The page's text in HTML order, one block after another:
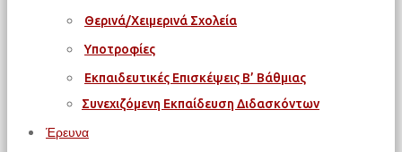
Θερινά/Χειμερινά Σχολεία
Υποτροφίες
Εκπαιδευτικές Επισκέψεις Β’ Βάθμιας
Συνεχιζόμενη Εκπαίδευση Διδασκόντων
Έρευνα